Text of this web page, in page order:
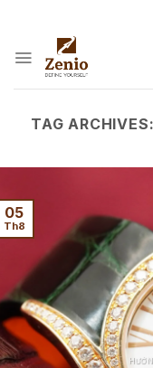
content
TAG ARCHIVES:
05
Th8